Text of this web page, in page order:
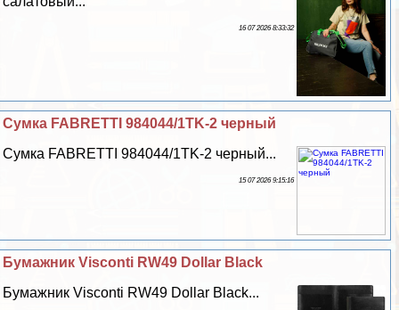
16 07 2026 8:33:32
Сумка FABRETTI 984044/1TK-2 черный
Сумка FABRETTI 984044/1TK-2 черный...
15 07 2026 9:15:16
Бумажник Visconti RW49 Dollar Black
Бумажник Visconti RW49 Dollar Black...